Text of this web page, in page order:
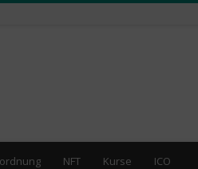
NFT Kurse ICO